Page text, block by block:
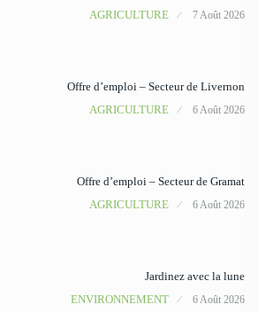
AGRICULTURE
7 Août 2026
Offre d’emploi – Secteur de Livernon
AGRICULTURE
6 Août 2026
Offre d’emploi – Secteur de Gramat
AGRICULTURE
6 Août 2026
Jardinez avec la lune
ENVIRONNEMENT
6 Août 2026